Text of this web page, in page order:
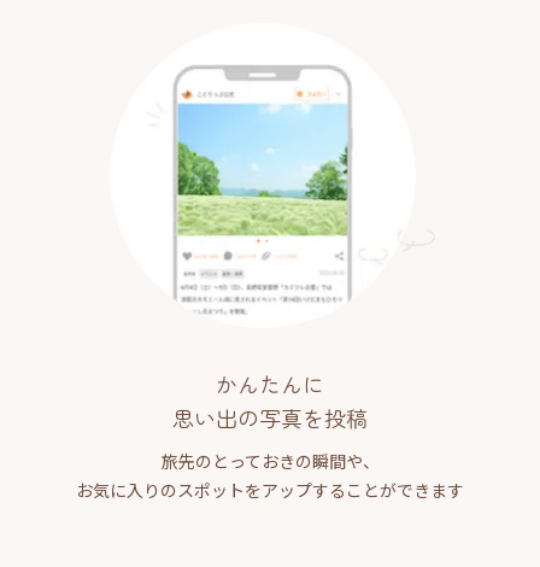
かんたんに
思い出の写真を投稿
旅先のとっておきの瞬間や、
お気に入りのスポットをアップすることができます